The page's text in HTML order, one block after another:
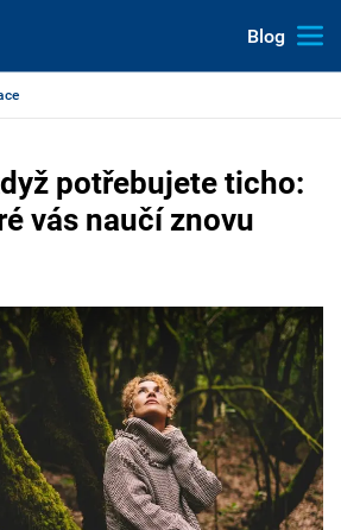
Blog
potřebujete ticho:
vás naučí znovu